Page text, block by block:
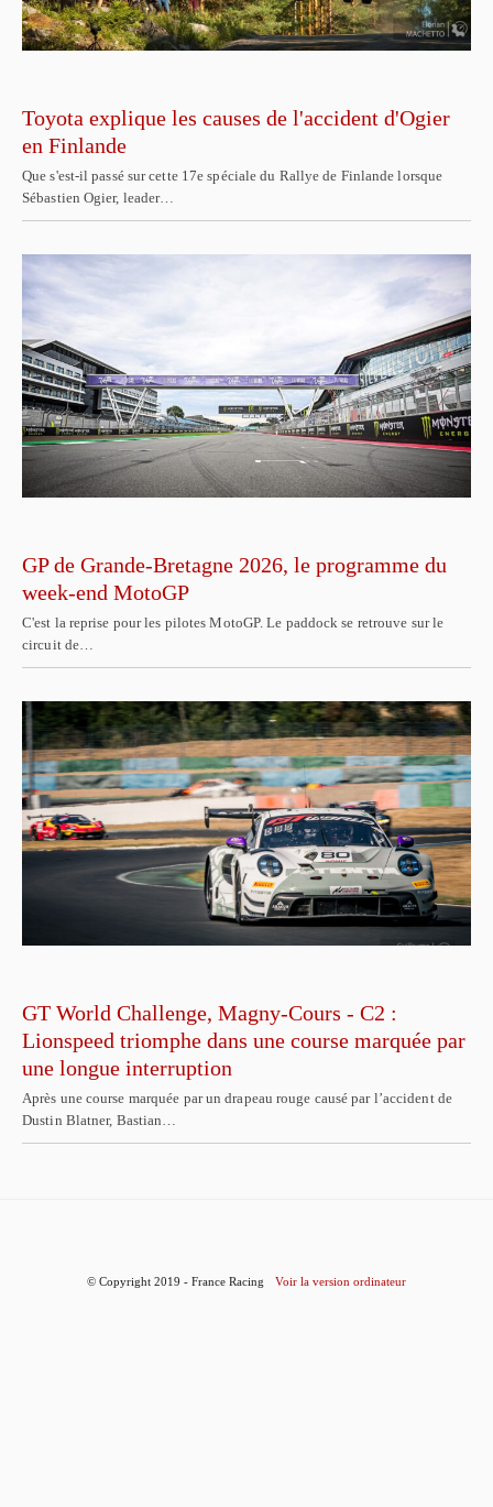
Toyota explique les causes de l'accident d'Ogier
en Finlande
Que s'est-il passé sur cette 17e spéciale du Rallye de Finlande lorsque
Sébastien Ogier, leader…
GP de Grande-Bretagne 2026, le programme du
week-end MotoGP
C'est la reprise pour les pilotes MotoGP. Le paddock se retrouve sur le
circuit de…
GT World Challenge, Magny-Cours - C2 :
Lionspeed triomphe dans une course marquée par
une longue interruption
Après une course marquée par un drapeau rouge causé par l’accident de
Dustin Blatner, Bastian…
© Copyright 2019 - France Racing Voir la version ordinateur